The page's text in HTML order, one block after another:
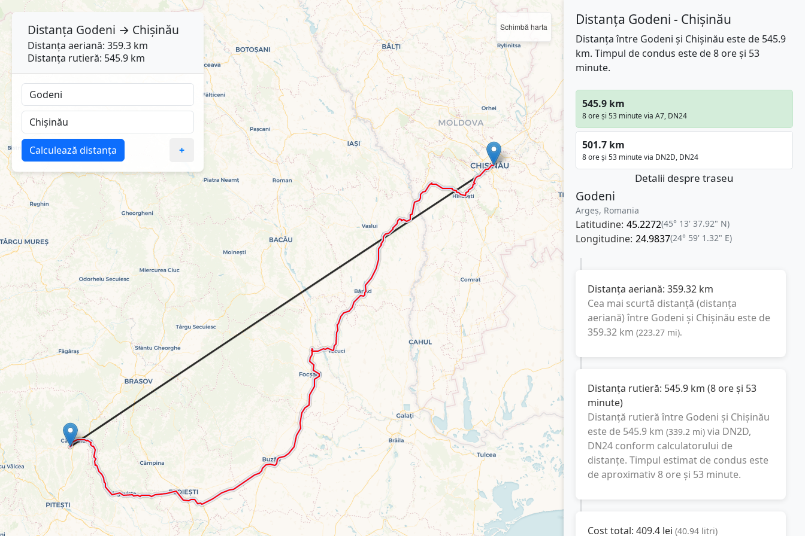
Schimbă harta Distanța Godeni - Chișinău
Distanța între Godeni și Chișinău este de 545.9
km. Timpul de condus este de 8 ore și 53
minute.
545.9 km
8 ore și 53 minute via A7, DN24
501.7 km
8 ore și 53 minute via DN2D, DN24
Detalii despre traseu
Godeni
Argeș, Romania
Latitudine: 45.2272(45° 13' 37.92" N)
Longitudine: 24.9837(24° 59' 1.32" E)
Distanța aeriană: 359.32 km
Cea mai scurtă distanță (distanța
aeriană) între Godeni și Chișinău este de
359.32 km (223.27 mi).
Distanța rutieră: 545.9 km (8 ore și 53
minute)
Distanță rutieră între Godeni și Chișinău
este de 545.9 km (339.2 mi) via DN2D,
DN24conform calculatorului de
distanțe. Timpul estimat de condus este
de aproximativ 8 ore și 53 minute.
Cost total: 409.4 lei (40.94 litri)
Distanța Godeni → Chișinău
Distanța aeriană: 359.3 km
Distanța rutieră: 545.9 km
Calculează distanța +